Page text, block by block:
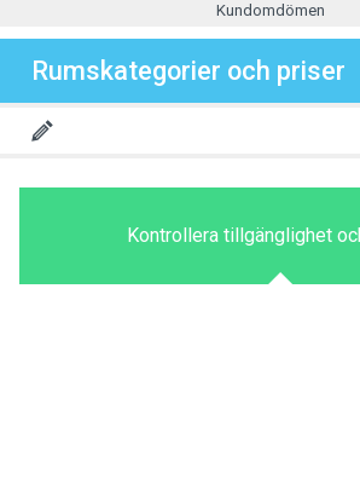
Kundomdömen
Rumskategorier och priser
Kontrollera tillgänglighet